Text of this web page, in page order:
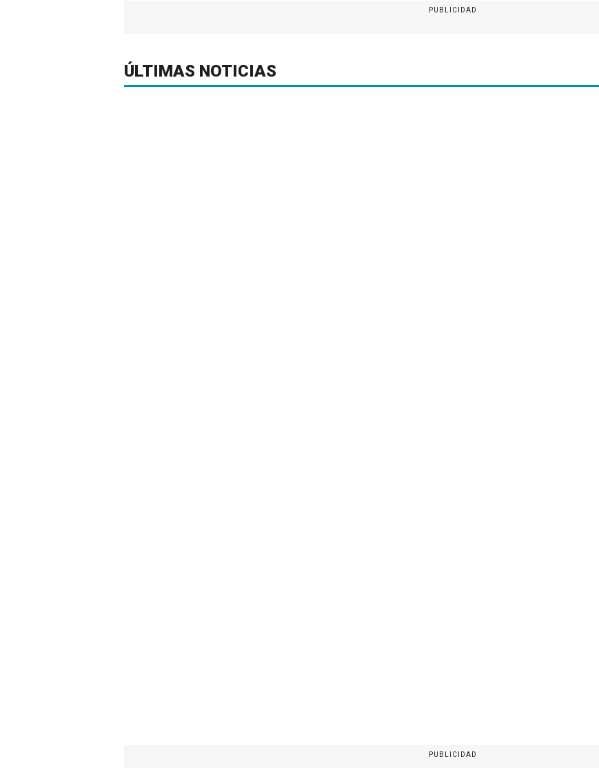
PUBLICIDAD
ÚLTIMAS NOTICIAS
PUBLICIDAD